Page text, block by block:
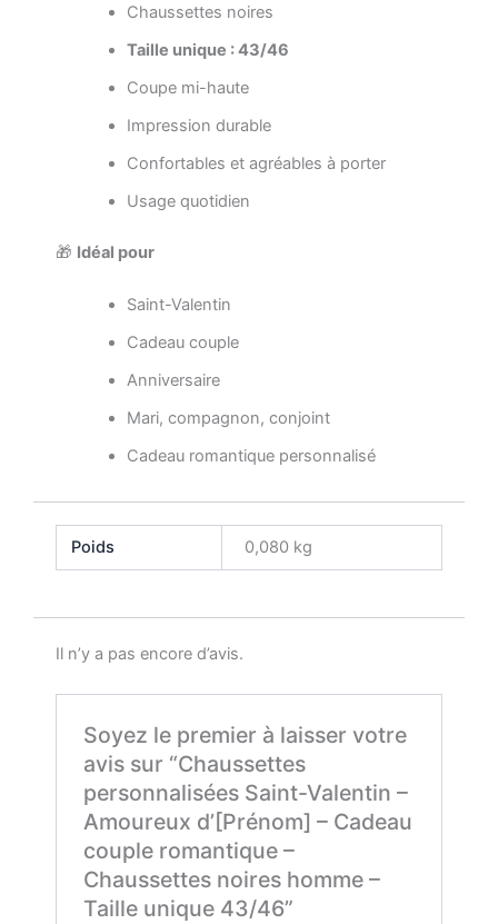
Chaussettes noires
Taille unique : 43/46
Coupe mi-haute
Impression durable
Confortables et agréables à porter
Usage quotidien
🎁 Idéal pour
Saint-Valentin
Cadeau couple
Anniversaire
Mari, compagnon, conjoint
Cadeau romantique personnalisé
Poids 0,080 kg
Il n’y a pas encore d’avis.
Soyez le premier à laisser votre
avis sur “Chaussettes
personnalisées Saint-Valentin –
Amoureux d’[Prénom] – Cadeau
couple romantique –
Chaussettes noires homme –
Taille unique 43/46”